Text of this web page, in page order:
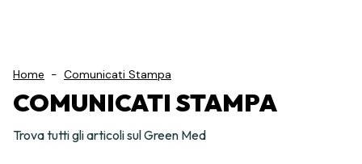
Home - Comunicati Stampa
COMUNICATI STAMPA
Trova tutti gli articoli sul Green Med